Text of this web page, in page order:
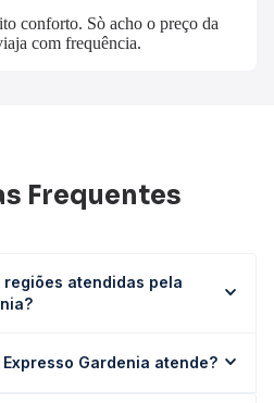
conforto. Sò acho o preço da
com frequência.
Frequentes
atendidas pela
estados como Ceará,
Gardenia atende?